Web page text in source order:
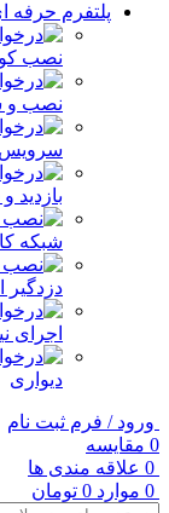
پلتفرم حرفه
نصب
نصب و
سرویس
بازدید
شبکه
دزدگیر
اجرای
دیواری
ورود / فرم ثبت نام
0 مقایسه
0 علاقه مندی ها
0 موارد 0 تومان